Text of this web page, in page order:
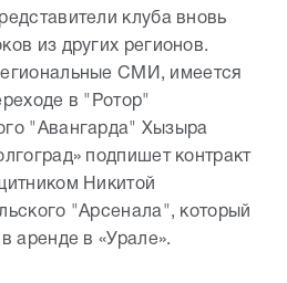
клуба вновь
из других регионов.
СМИ, имеется
в "Ротор"
"Авангарда" Хызыра
подпишет контракт
Никитой
"Арсенала", который
аренде в «Урале».